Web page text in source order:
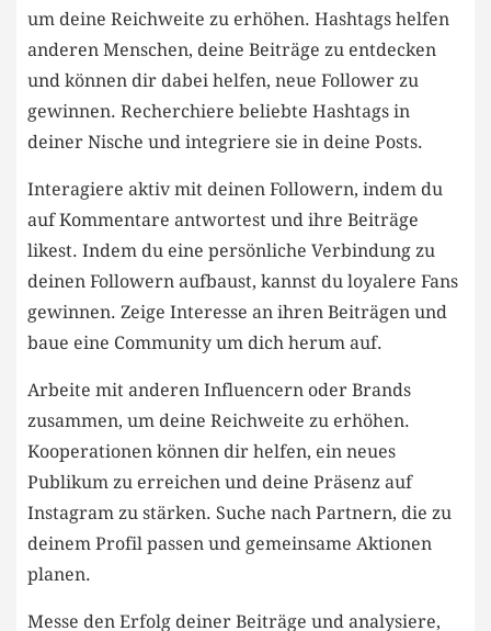
um deine Reichweite⁤ zu ⁣erhöhen. ​Hashtags helfen
anderen Menschen, deine Beiträge zu⁣ entdecken
und können dir⁤ dabei helfen,‌ neue Follower zu
gewinnen. Recherchiere ‍beliebte‍ Hashtags in
‍deiner ⁣Nische und integriere⁤ sie ‍in deine Posts.
Interagiere aktiv mit deinen Followern, indem du
auf Kommentare antwortest und⁣ ihre Beiträge
likest. Indem du ‌eine persönliche Verbindung zu
deinen Followern aufbaust, kannst du loyalere Fans
gewinnen.⁢ Zeige ‌Interesse an ⁤ihren Beiträgen und
baue ‍eine Community um dich⁢ herum auf.
Arbeite mit anderen Influencern oder Brands
zusammen, um deine Reichweite⁣ zu erhöhen.
Kooperationen können dir helfen, ein neues‍
Publikum zu⁢ erreichen und‍ deine Präsenz auf
Instagram zu stärken. Suche nach ‌Partnern, die ‍zu
deinem ⁢Profil passen​ und⁣ gemeinsame Aktionen
⁤planen.
Messe den Erfolg ⁣deiner Beiträge und analysiere,